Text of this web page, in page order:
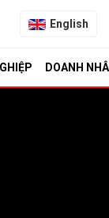
English
DOANH